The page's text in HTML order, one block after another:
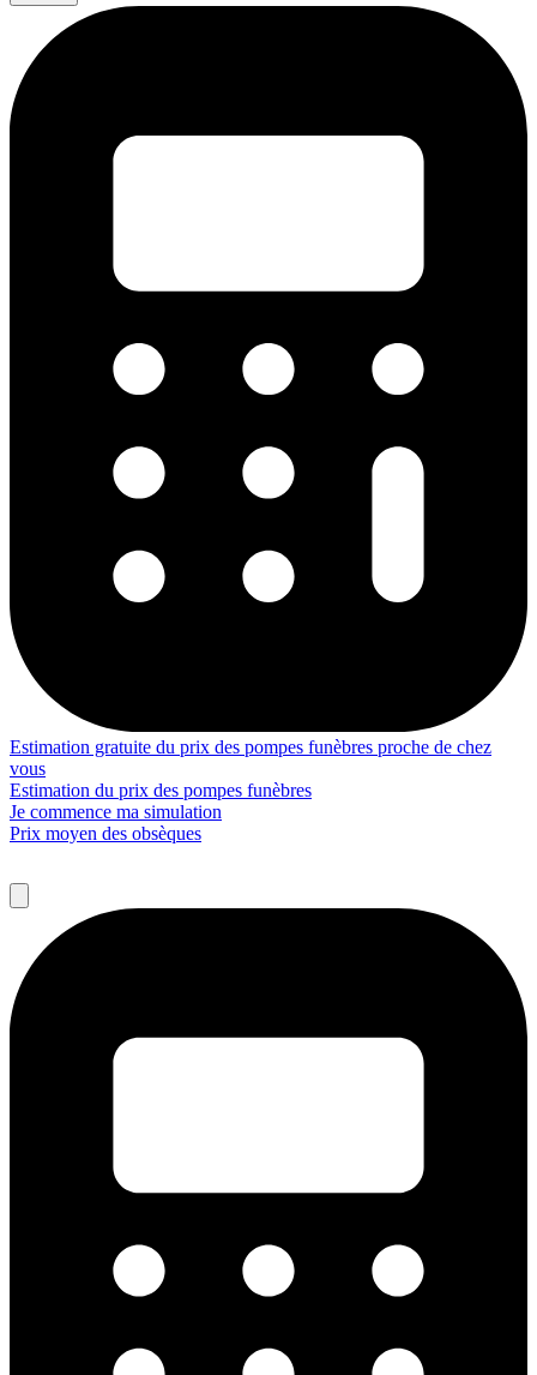
Estimation gratuite du prix des pompes funèbres proche de chez
vous
Estimation du prix des pompes funèbres
Je commence ma simulation
Prix moyen des obsèques